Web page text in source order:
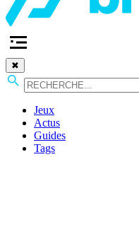
✖
Jeux
Actus
Guides
Tags